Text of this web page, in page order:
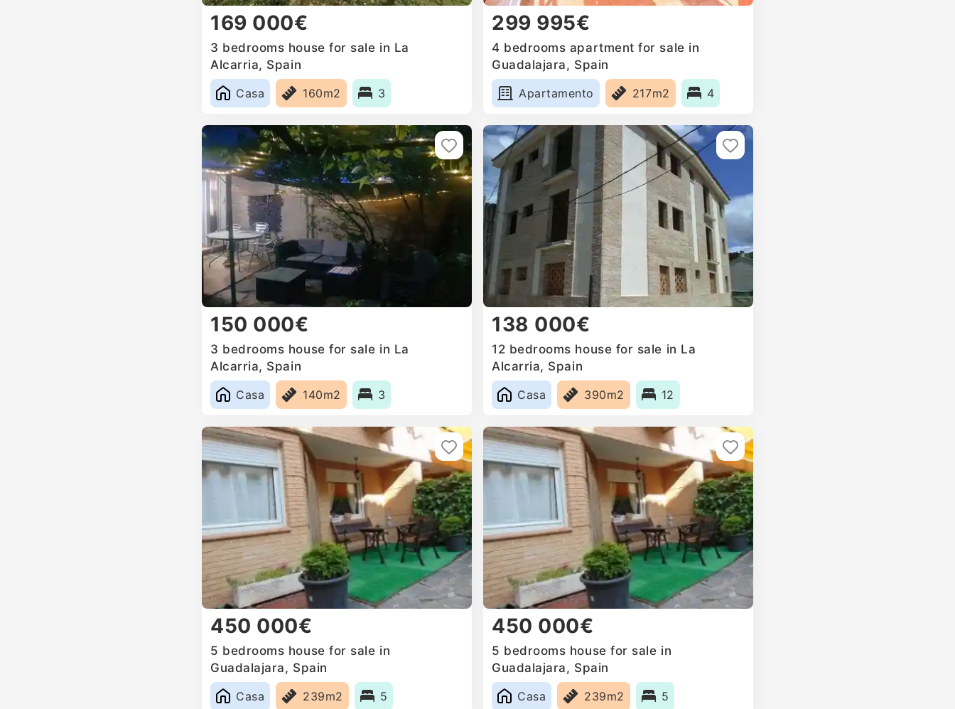
169 000€
3 bedrooms house for sale in La
Alcarria, Spain
Casa
160m2 3
299 995€
4 bedrooms apartment for sale in
Guadalajara, Spain
Apartamento
217m2 4
150 000€
3 bedrooms house for sale in La
Alcarria, Spain
Casa
140m2 3
138 000€
12 bedrooms house for sale in La
Alcarria, Spain
Casa
390m2 12
450 000€
5 bedrooms house for sale in
Guadalajara, Spain
Casa
239m2 5
450 000€
5 bedrooms house for sale in
Guadalajara, Spain
Casa
239m2 5